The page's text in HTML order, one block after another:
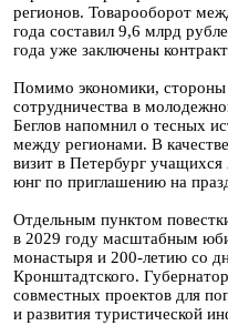
регионов. Товарооборот
года составил 9,6 млрд
года уже заключены
Помимо экономики, стороны
сотрудничества в
Беглов напомнил о тесных
между регионами. В
визит в Петербург
юнг по приглашению на
Отдельным пунктом
в 2029 году масштабным
монастыря и 200-летию со
Кронштадтского.
совместных проектов для
и развития туристической